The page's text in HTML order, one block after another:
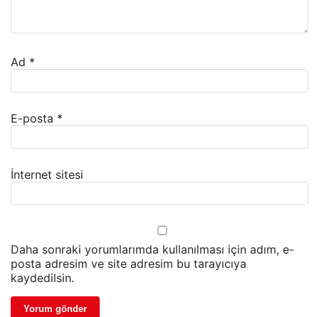
Ad *
E-posta *
İnternet sitesi
Daha sonraki yorumlarımda kullanılması için adım, e-
posta adresim ve site adresim bu tarayıcıya
kaydedilsin.